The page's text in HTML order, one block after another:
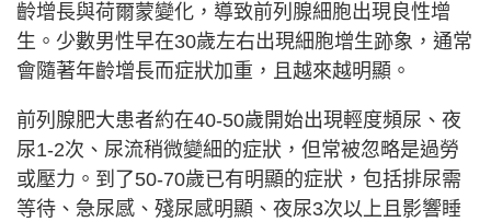
齡增長與荷爾蒙變化，導致前列腺細胞出現良性增
生。少數男性早在30歲左右出現細胞增生跡象，通常
會隨著年齡增長而症狀加重，且越來越明顯。
前列腺肥大患者約在40-50歲開始出現輕度頻尿、夜
尿1-2次、尿流稍微變細的症狀，但常被忽略是過勞
或壓力。到了50-70歲已有明顯的症狀，包括排尿需
等待、急尿感、殘尿感明顯、夜尿3次以上且影響睡